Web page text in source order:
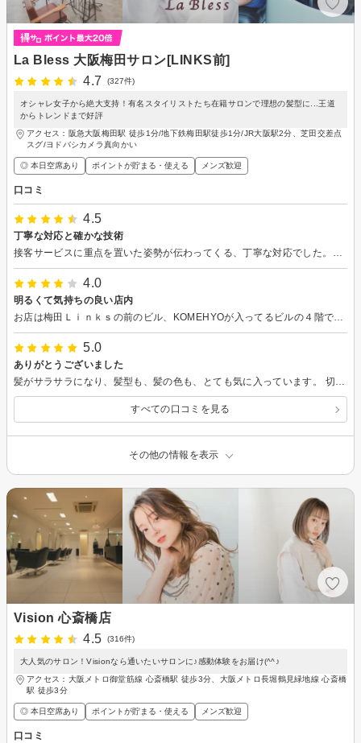
La Bless 大阪梅田サロン[LINKS前]
4.7
(327件)
オシャレ女子から絶大支持！有名スタイリストたち在籍サロンで理想の髪型に...王道
からトレンドまで好評
アクセス：阪急大阪梅田駅 徒歩1分/地下鉄梅田駅徒歩1分/JR大阪駅2分、芝田交差点
スグ/ヨドバシカメラ真向かい
◎ 本日空席あり ポイントが貯まる・使える メンズ歓迎
口コミ
4.5
丁寧な対応と確かな技術
接客サービスに重点を置いた姿勢が伝わってくる、丁寧な対応でした。技術面も研鑽を積んでいることが伝わってきました。
4.0
明るくて気持ちの良い店内
お店は梅田Ｌｉｎｋｓの前のビル、KOMEHYOが入ってるビルの４階で初めてでしたが迷わず到着。エレベーターでっしか４階に上がれなかったのでそれは要注意です。広々として窓が大きいので明るくて隣のおきゃくさんとも離れているのでゆったり過ごせました。オーガニックカラーというのも初めてでしたが、塗布された時は微妙に感じましたが優しい感じではありました。いつもは一週間ほど痒みが強いのですが、一日経ってもまだほとんど痒みはありませんので良かったです。カットもとても丁寧にして頂きました。
5.0
ありがとうございました
髪がサラサラになり、髪型も、髪の色も、とても気に入っています。 切って頂いて日にちが経ちましたが、 今でもとても扱いやすいです。 接客も細やかな心配りがあり、とても癒されました。 こんなに癒されたのは久しぶりです。 ありがとうございました。
すべての口コミを見る
その他の情報を表示
Vision 心斎橋店
4.5
(316件)
大人気のサロン！Visionなら通いたいサロンに♪感動体験をお届け(^^♪
アクセス：大阪メトロ御堂筋線 心斎橋駅 徒歩3分、大阪メトロ長堀鶴見緑地線 心斎橋
駅 徒歩3分
◎ 本日空席あり ポイントが貯まる・使える メンズ歓迎
口コミ